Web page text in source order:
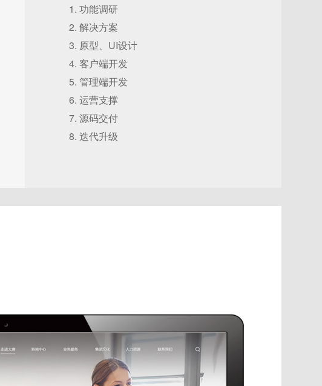
功能调研
解决方案
原型、UI设计
客户端开发
管理端开发
运营支撑
源码交付
迭代升级